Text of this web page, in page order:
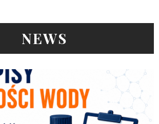
NEWS